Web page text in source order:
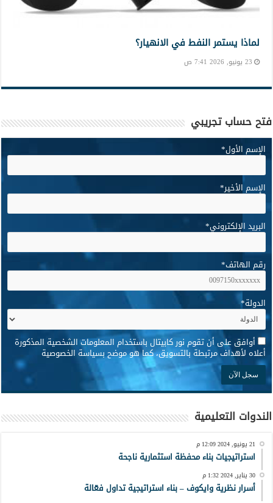
لماذا يستمر النفط في الانهيار؟
23 يونيو, 2026 7:41 ص
فتح حساب تجريبي
الإسم الأول*
الإسم الأخير*
البريد الإلكتروني*
رقم الهاتف*
الدولة*
* أوافق على أن تقوم نور كابيتال باستخدام المعلومات الشخصية المذكورة
أعلاه لأهداف مرتبطة بالتسويق، كما هو موضح بسياسة الخصوصية
الندوات التعليمية
21 يونيو, 2024 12:09 م
استراتيجيات بناء محفظة استثمارية ناجحة
30 يناير, 2024 1:32 م
أسرار نظرية وايكوف – بناء استراتيجية تداول فعّالة